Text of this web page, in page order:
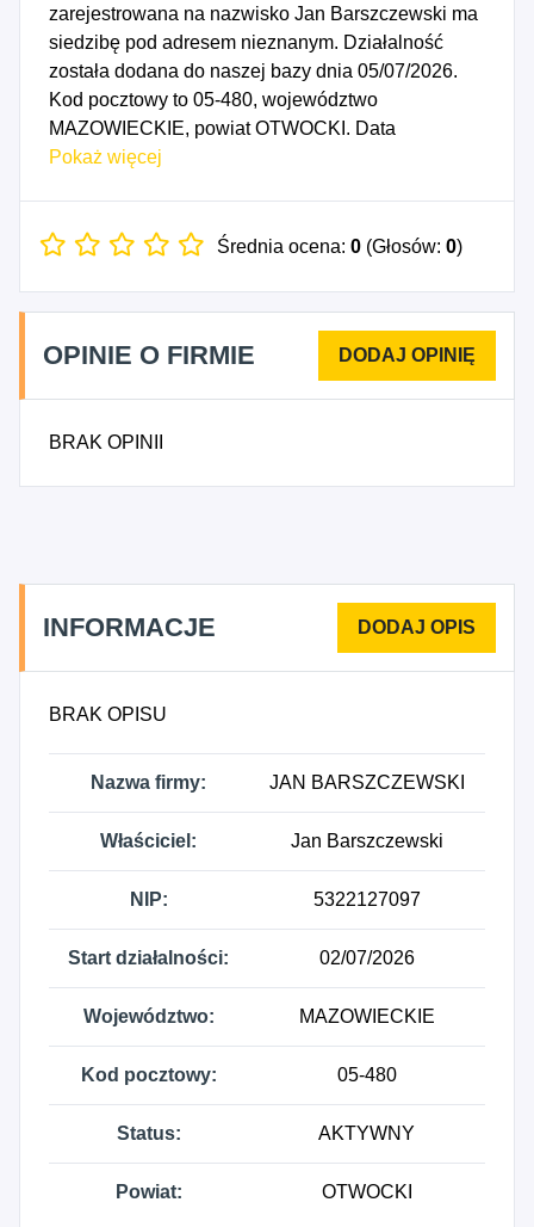
zarejestrowana na nazwisko Jan Barszczewski ma
siedzibę pod adresem nieznanym. Działalność
została dodana do naszej bazy dnia 05/07/2026.
Kod pocztowy to 05-480, województwo
MAZOWIECKIE, powiat OTWOCKI. Data
rozpoczęcia działalności gospodarczej przypada
metalowych, gdzie indziej niesklasyfikowana,
USŁUGOWA ZWIĄZANA Z GOSPODARKĄ
ODPADAMI, 2552Z - Obróbka cieplna metali,
2553Z - Obróbka mechaniczna elementów
specjalistyczne w zakresie inżynierii lądowej i
wyłączeniem motocykli, 9531C - Działalność
usługowa detailingu pojazdów silnikowych, z
konserwacja motocykli.
Pokaż więcej
Średnia ocena: 0 (Głosów: 0)
OPINIE O FIRMIE
BRAK OPINII
INFORMACJE
BRAK OPISU
Nazwa firmy: JAN BARSZCZEWSKI
Właściciel: Jan Barszczewski
NIP: 5322127097
Start działalności: 02/07/2026
Województwo: MAZOWIECKIE
Kod pocztowy: 05-480
Status: AKTYWNY
Powiat: OTWOCKI